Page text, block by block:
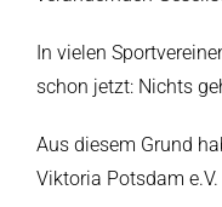
In vielen
schon jetzt: Nichts
Aus diesem Grund
Viktoria Potsdam